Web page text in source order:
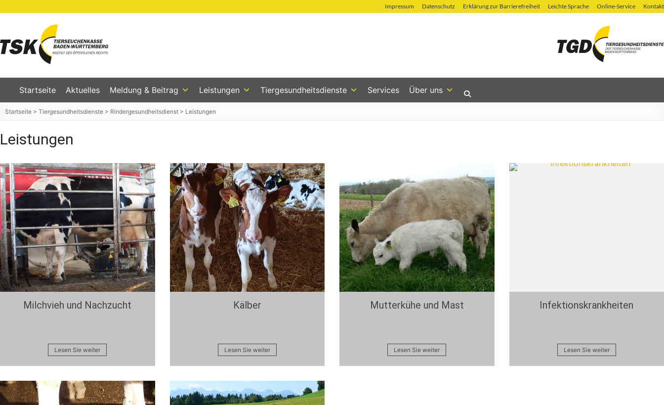
Inhalt
Impressum Datenschutz Erklärung zur Barrierefreiheit Leichte Sprache Online-Service Kontakt
Tierseuchenkasse
Baden-
Württemberg
Startseite Aktuelles Meldung & Beitrag Leistungen Tiergesundheitsdienste Services Über uns
Startseite > Tiergesundheitsdienste > Rindergesundheitsdienst > Leistungen
Leistungen
Milchvieh und Nachzucht
Lesen Sie weiter
Kälber
Lesen Sie weiter
Mutterkühe und Mast
Lesen Sie weiter
Infektionskrankheiten
Lesen Sie weiter